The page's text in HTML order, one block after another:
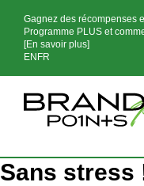
Gagnez des récompenses
Programme PLUS et
[En savoir plus]
EN FR
Sans stress